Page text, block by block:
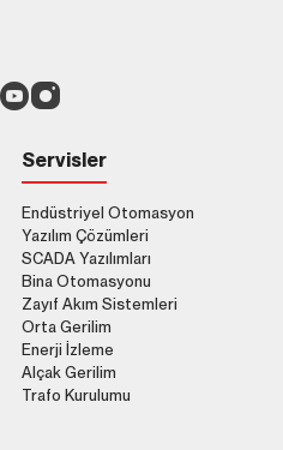
Servisler
Endüstriyel Otomasyon
Yazılım Çözümleri
SCADA Yazılımları
Bina Otomasyonu
Zayıf Akım Sistemleri
Orta Gerilim
Enerji İzleme
Alçak Gerilim
Trafo Kurulumu